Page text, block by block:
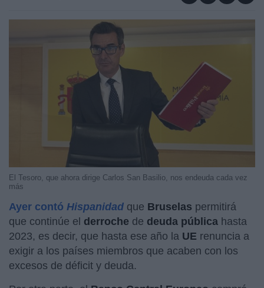
El Tesoro, que ahora dirige Carlos San Basilio, nos endeuda cada vez
más
Ayer contó Hispanidad que Bruselas permitirá
que continúe el derroche de deuda pública hasta
2023, es decir, que hasta ese año la UE renuncia a
exigir a los países miembros que acaben con los
excesos de déficit y deuda.